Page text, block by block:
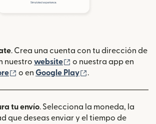
. Crea una cuenta con tu dirección de
nuestro website (se abre en una
o nuestra app en
(se abre en una ventana nueva)
o en Google Play .
tu envío. Selecciona la moneda, la
que deseas enviar y el tiempo de